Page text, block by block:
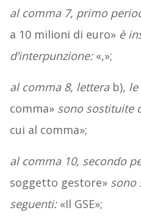
al comma 7, primo
a 10 milioni di euro» è
d’interpunzione:«,»;
al comma 8, letterab), le
comma» sono sostituite
cui al comma»;
al comma 10, secondo
soggetto gestore» sono
seguenti:«Il GSE»;